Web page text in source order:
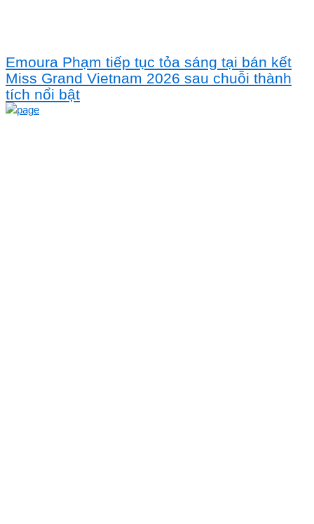
Emoura Phạm tiếp tục tỏa sáng tại bán kết
Miss Grand Vietnam 2026 sau chuỗi thành
tích nổi bật